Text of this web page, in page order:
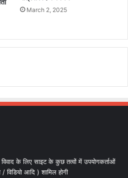
March 2, 2025
के लिए साइट के कुछ तत्वों में उपयोगकर्ताओं
/ विडियो आदि ) शामिल होगी